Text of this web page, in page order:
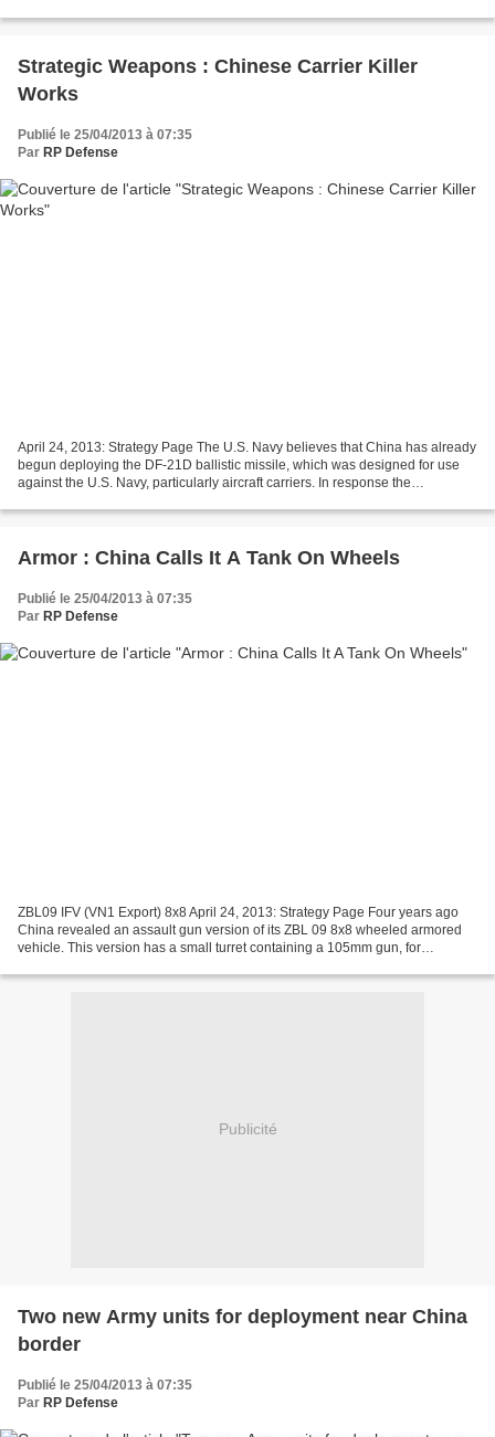
Strategic Weapons : Chinese Carrier Killer
Works
Publié le 25/04/2013 à 07:35
Par RP Defense
April 24, 2013: Strategy Page The U.S. Navy believes that China has already
begun deploying the DF-21D ballistic missile, which was designed for use
against the U.S. Navy, particularly aircraft carriers. In response the
Armor : China Calls It A Tank On Wheels
Publié le 25/04/2013 à 07:35
Par RP Defense
ZBL09 IFV (VN1 Export) 8x8 April 24, 2013: Strategy Page Four years ago
China revealed an assault gun version of its ZBL 09 8x8 wheeled armored
vehicle. This version has a small turret containing a 105mm gun, for
Publicité
Two new Army units for deployment near China
border
Publié le 25/04/2013 à 07:35
Par RP Defense